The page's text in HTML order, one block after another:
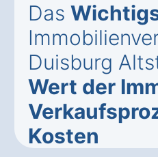
Das
Duisburg
Wert der
Kosten